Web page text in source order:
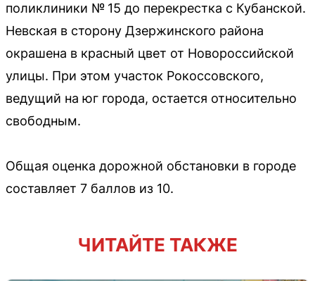
поликлиники № 15 до перекрестка с Кубанской.
Невская в сторону Дзержинского района
окрашена в красный цвет от Новороссийской
улицы. При этом участок Рокоссовского,
ведущий на юг города, остается относительно
свободным.
Общая оценка дорожной обстановки в городе
составляет 7 баллов из 10.
ЧИТАЙТЕ ТАКЖЕ